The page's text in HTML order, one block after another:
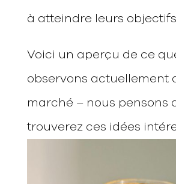
à atteindre leurs
Voici un aperçu de ce
observons actuellement
marché – nous pensons
trouverez ces idées